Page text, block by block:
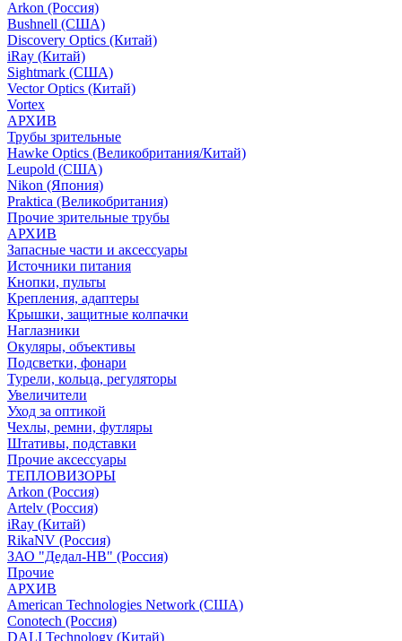
Arkon (Россия)
Bushnell (США)
Discovery Optics (Китай)
iRay (Китай)
Sightmark (США)
Vector Optics (Китай)
Vortex
АРХИВ
Трубы зрительные
Hawke Optics (Великобритания/Китай)
Leupold (США)
Nikon (Япония)
Praktica (Великобритания)
Прочие зрительные трубы
АРХИВ
Запасные части и аксессуары
Источники питания
Кнопки, пульты
Крепления, адаптеры
Крышки, защитные колпачки
Наглазники
Окуляры, объективы
Подсветки, фонари
Турели, кольца, регуляторы
Увеличители
Уход за оптикой
Чехлы, ремни, футляры
Штативы, подставки
Прочие аксессуары
ТЕПЛОВИЗОРЫ
Arkon (Россия)
Artelv (Россия)
iRay (Китай)
RikaNV (Россия)
ЗАО "Дедал-НВ" (Россия)
Прочие
АРХИВ
American Technologies Network (США)
Conotech (Россия)
DALI Technology (Китай)